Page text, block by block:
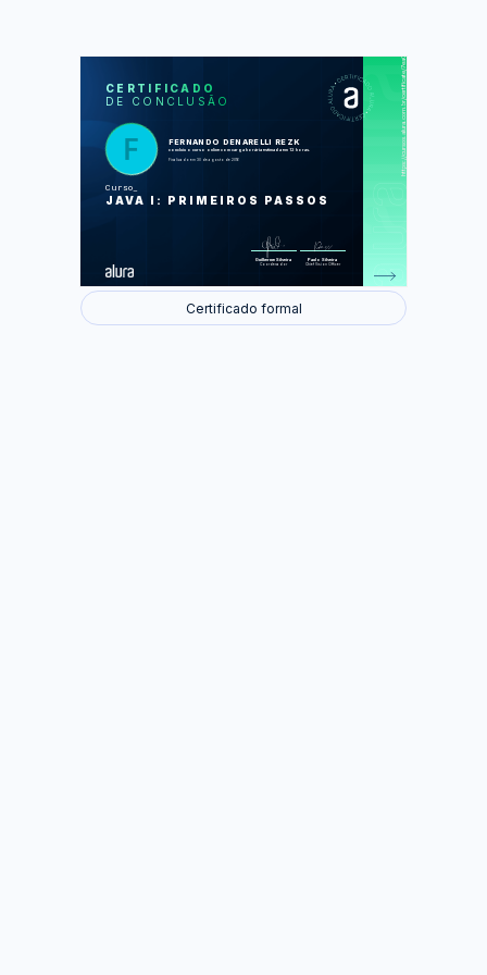
CERTIFICADO
DE CONCLUSÃO
FERNANDO DENARELLI REZK
concluiu o curso online com carga horária estimada em 12 horas.
Finalizado em 30 de agosto de 2016
Curso
JAVA I: PRIMEIROS PASSOS
Guilherme Silveira
Coordenador
Paulo Silveira
Chief Vision Officer
https://cursos.alura.com.br/certificate/7ea0ab89-a164-483b-8e5a-052d23ef7954
LAS
A linguagem Java
Variáveis e fluxo
Foram feitas 28 de 40 atividades.
Certificado formal